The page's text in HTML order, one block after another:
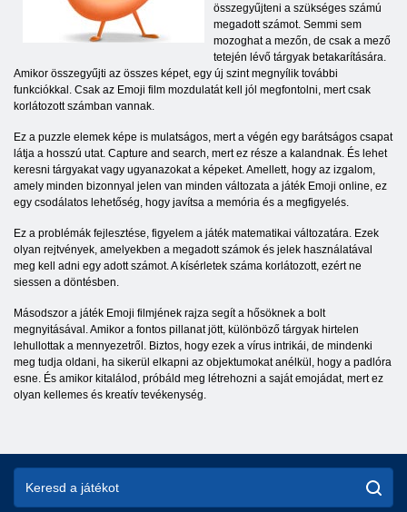
összegyűjteni a szükséges számú
megadott számot. Semmi sem
mozoghat a mezőn, de csak a mező
tetején lévő tárgyak betakarítására.
Amikor összegyűjti az összes képet, egy új szint megnyílik további
funkciókkal. Csak az Emoji film mozdulatát kell jól megfontolni, mert csak
korlátozott számban vannak.
Ez a puzzle elemek képe is mulatságos, mert a végén egy barátságos csapat
látja a hosszú utat. Capture and search, mert ez része a kalandnak. És lehet
keresni tárgyakat vagy ugyanazokat a képeket. Amellett, hogy az izgalom,
amely minden bizonnyal jelen van minden változata a játék Emoji online, ez
egy csodálatos lehetőség, hogy javítsa a memória és a megfigyelés.
Ez a problémák fejlesztése, figyelem a játék matematikai változatára. Ezek
olyan rejtvények, amelyekben a megadott számok és jelek használatával
meg kell adni egy adott számot. A kísérletek száma korlátozott, ezért ne
siessen a döntésben.
Másodszor a játék Emoji filmjének rajza segít a hősöknek a bolt
megnyitásával. Amikor a fontos pillanat jött, különböző tárgyak hirtelen
lehullottak a mennyezetről. Biztos, hogy ezek a vírus intrikái, de mindenki
meg tudja oldani, ha sikerül elkapni az objektumokat anélkül, hogy a padlóra
esne. És amikor kitalálod, próbáld meg létrehozni a saját emojádat, mert ez
olyan kellemes és kreatív tevékenység.